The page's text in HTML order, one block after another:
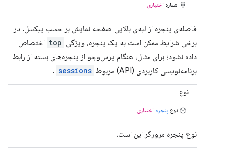
شماره اختیاری
فاصله‌ی پنجره از لبه‌ی بالایی صفحه نمایش بر حسب پیکسل. در
برخی شرایط ممکن است به یک پنجره، ویژگی top اختصاص
داده نشود؛ برای مثال، هنگام پرس‌وجو از پنجره‌های بسته از رابط
برنامه‌نویسی کاربردی (API) مربوط
sessions
.
نوع
نوع پنجره اختیاری
نوع پنجره مرورگر این است.